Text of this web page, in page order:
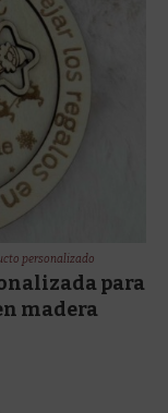
personalizado
para
madera